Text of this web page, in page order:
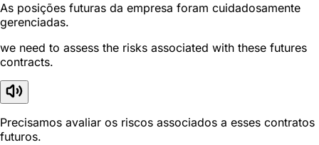
As posições futuras da empresa foram cuidadosamente
gerenciadas.
we need to assess the risks associated with these futures
contracts.
Precisamos avaliar os riscos associados a esses contratos
futuros.